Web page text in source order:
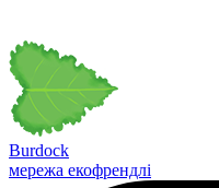
Burdock
мережа екофрендлі